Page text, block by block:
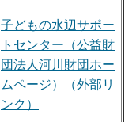
子どもの水辺サポー
トセンター（公益財
団法人河川財団ホー
ムページ）（外部リ
ンク）